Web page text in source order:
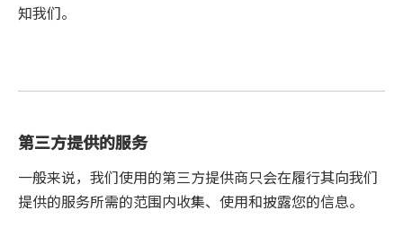
知我们。
第三方提供的服务
一般来说，我们使用的第三方提供商只会在履行其向我们
提供的服务所需的范围内收集、使用和披露您的信息。